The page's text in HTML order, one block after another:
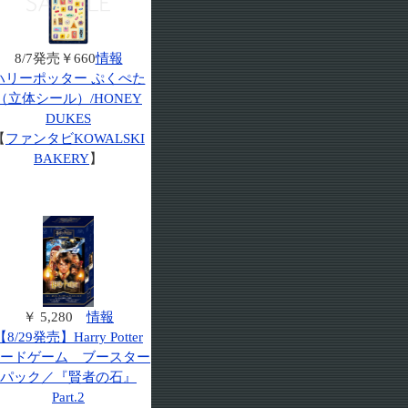
8/7発売￥660情報
リーポッター ぷくぺた
立体シール）/HONEY
DUKES
ファンタビKOWALSKI
BAKERY】
￥ 5,280情報
8/29発売】Harry Potter
ドゲーム ブースター
パック／『賢者の石』
Part.2